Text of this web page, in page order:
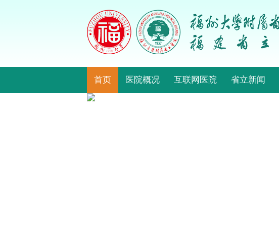
首页 医院概况 互联网医院 省立新闻